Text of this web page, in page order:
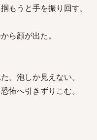
もうと手を振り回す。
ら顔が出た。
。泡しか見えない。
怖へ引きずりこむ。